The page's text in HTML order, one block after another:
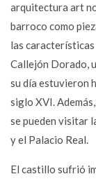
arquitectura art
barroco como
las
Callejón Dorado,
su día estuvieron
siglo XVI.
se pueden visitar
y el Palacio Real.
El castillo sufrió